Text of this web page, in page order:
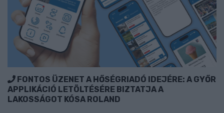
FONTOS ÜZENET A HŐSÉGRIADÓ IDEJÉRE: A GYŐR
APPLIKÁCIÓ LETÖLTÉSÉRE BIZTATJA A
LAKOSSÁGOT KÓSA ROLAND